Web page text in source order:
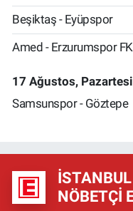
Beşiktaş - Eyüpspor
Amed - Erzurumspor FK
17 Ağustos, Pazartesi
Samsunspor - Göztepe
NÖBETÇI